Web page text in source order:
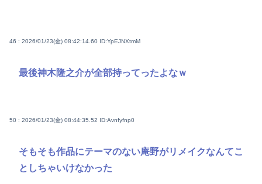
46 : 2026/01/23(金) 08:42:14.60 ID:YpEJNXtmM
最後神木隆之介が全部持ってったよなｗ
50 : 2026/01/23(金) 08:44:35.52 ID:Avnfyfnp0
そもそも作品にテーマのない庵野がリメイクなんてこ
としちゃいけなかった